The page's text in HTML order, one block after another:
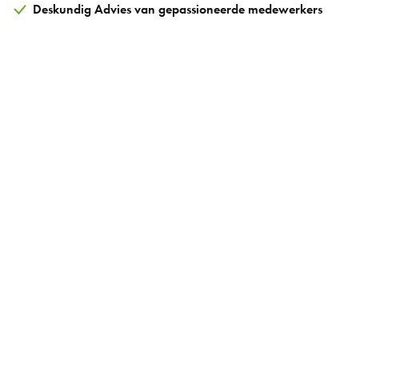
Deskundig Advies van gepassioneerde medewerkers